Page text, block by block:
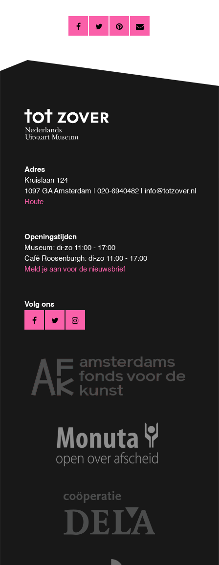
Adres
Kruislaan 124
1097 GA Amsterdam | 020-6940482 | info@totzover.nl
Route
Openingstijden
Museum: di-zo 11:00 - 17:00
Café Roosenburgh: di-zo 11:00 - 17:00
Meld je aan voor de nieuwsbrief
Volg ons